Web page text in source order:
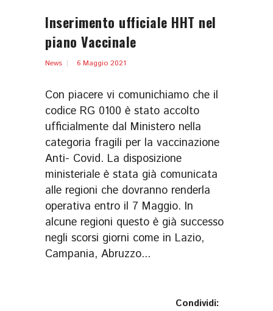
Inserimento ufficiale HHT nel
piano Vaccinale
News 6 Maggio 2021
Con piacere vi comunichiamo che il
codice RG 0100 è stato accolto
ufficialmente dal Ministero nella
categoria fragili per la vaccinazione
Anti- Covid. La disposizione
ministeriale è stata già comunicata
alle regioni che dovranno renderla
operativa entro il 7 Maggio. In
alcune regioni questo è già successo
negli scorsi giorni come in Lazio,
Campania, Abruzzo...
Condividi: